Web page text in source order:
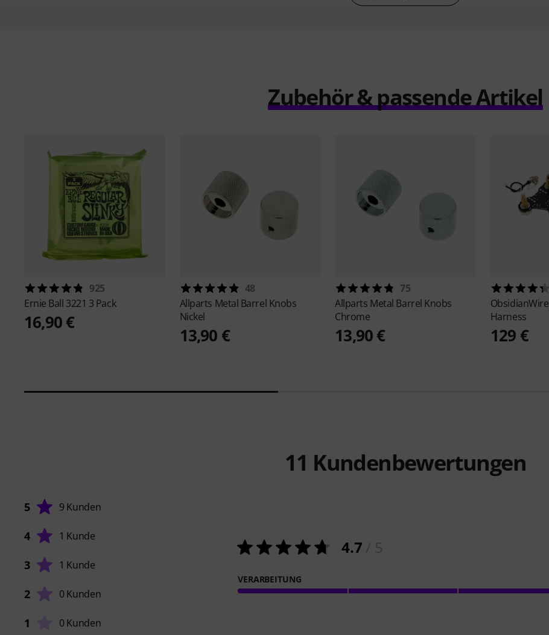
Zubehör & passende Artikel
925
Ernie Ball 3221 3 Pack
16,90 €
48
Allparts Metal Barrel Knobs
Nickel
13,90 €
75
Allparts Metal Barrel Knobs
Chrome
13,90 €
ObsidianWire
Harness
129 €
11 Kundenbewertungen
5 9 Kunden
4 1 Kunde
3 1 Kunde
2 0 Kunden
1 0 Kunden
4.7
VERARBEITUNG